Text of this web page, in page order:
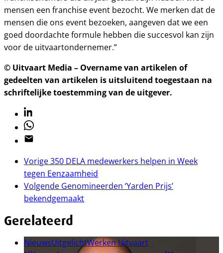
mensen een franchise event bezocht. We merken dat de
mensen die ons event bezoeken, aangeven dat we een
goed doordachte formule hebben die succesvol kan zijn
voor de uitvaartondernemer.”
© Uitvaart Media – Overname van artikelen of
gedeelten van artikelen is uitsluitend toegestaan na
schriftelijke toestemming van de uitgever.
Linkedin
Whatsapp
Email
Vorige350 DELA medewerkers helpen in Week
tegen Eenzaamheid
Volgende Genomineerden ‘Yarden Prijs’
bekendgemaakt
Gerelateerd
NieuwsUitgelichtWerken Uitvaart